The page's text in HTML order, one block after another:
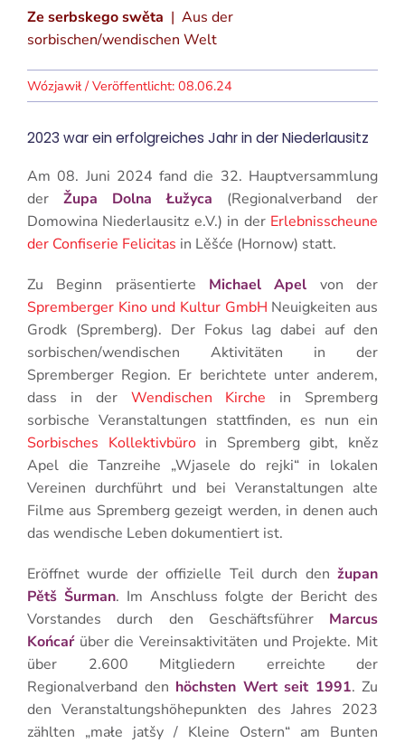
Ze serbskego swěta | Aus der
sorbischen/wendischen Welt
08.06.24
2023 war ein erfolgreiches Jahr in der Niederlausitz
Am 08. Juni 2024 fand die 32. Hauptversammlung
der Župa Dolna Łužyca (Regionalverband der
Domowina Niederlausitz e.V.) in der Erlebnisscheune
der Confiserie Felicitas in Lěšće (Hornow) statt.
Zu Beginn präsentierte Michael Apel von der
Spremberger Kino und Kultur GmbH Neuigkeiten aus
Grodk (Spremberg). Der Fokus lag dabei auf den
sorbischen/wendischen Aktivitäten in der
Spremberger Region. Er berichtete unter anderem,
dass in der Wendischen Kirche in Spremberg
sorbische Veranstaltungen stattfinden, es nun ein
Sorbisches Kollektivbüroin Spremberg gibt, kněz
Apel die Tanzreihe „Wjasele do rejki“ in lokalen
Vereinen durchführt und bei Veranstaltungen alte
Filme aus Spremberg gezeigt werden, in denen auch
das wendische Leben dokumentiert ist.
Eröffnet wurde der offizielle Teil durch den župan
Pětš Šurman. Im Anschluss folgte der Bericht des
Vorstandes durch den Geschäftsführer Marcus
Końcaŕüber die Vereinsaktivitäten und Projekte. Mit
über 2.600 Mitgliedern erreichte der
Regionalverband den höchsten Wert seit 1991. Zu
den Veranstaltungshöhepunkten des Jahres 2023
zählten „małe jatšy / Kleine Ostern“ am Bunten